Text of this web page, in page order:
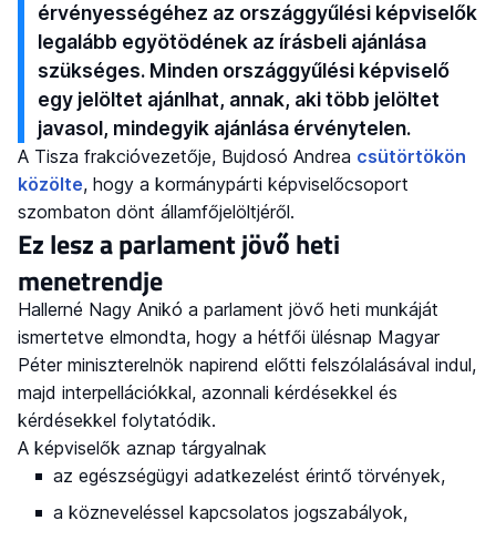
érvényességéhez az országgyűlési képviselők
legalább egyötödének az írásbeli ajánlása
szükséges. Minden országgyűlési képviselő
egy jelöltet ajánlhat, annak, aki több jelöltet
javasol, mindegyik ajánlása érvénytelen.
A Tisza frakcióvezetője, Bujdosó Andrea csütörtökön
közölte, hogy a kormánypárti képviselőcsoport
szombaton dönt államfőjelöltjéről.
Ez lesz a parlament jövő heti
menetrendje
Hallerné Nagy Anikó a parlament jövő heti munkáját
ismertetve elmondta, hogy a hétfői ülésnap Magyar
Péter miniszterelnök napirend előtti felszólalásával indul,
majd interpellációkkal, azonnali kérdésekkel és
kérdésekkel folytatódik.
A képviselők aznap tárgyalnak
az egészségügyi adatkezelést érintő törvények,
a közneveléssel kapcsolatos jogszabályok,